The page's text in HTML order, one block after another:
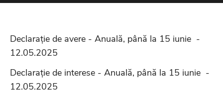
Declarație de avere - Anuală, până la 15 iunie -
12.05.2025
Declarație de interese - Anuală, până la 15 iunie -
12.05.2025